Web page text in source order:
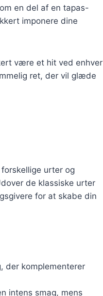
en del af en tapas-
imponere dine
være et hit ved enhver
ret, der vil glæde
urter og
de klassiske urter
for at skabe din
der komplementerer
intens smag, mens